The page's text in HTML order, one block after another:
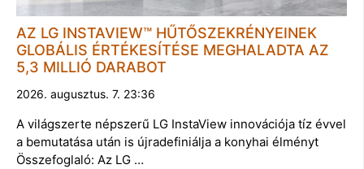
AZ LG INSTAVIEW™ HŰTŐSZEKRÉNYEINEK
GLOBÁLIS ÉRTÉKESÍTÉSE MEGHALADTA AZ
5,3 MILLIÓ DARABOT
2026. augusztus. 7. 23:36
A világszerte népszerű LG InstaView innovációja tíz évvel
a bemutatása után is újradefiniálja a konyhai élményt
Összefoglaló: Az LG …